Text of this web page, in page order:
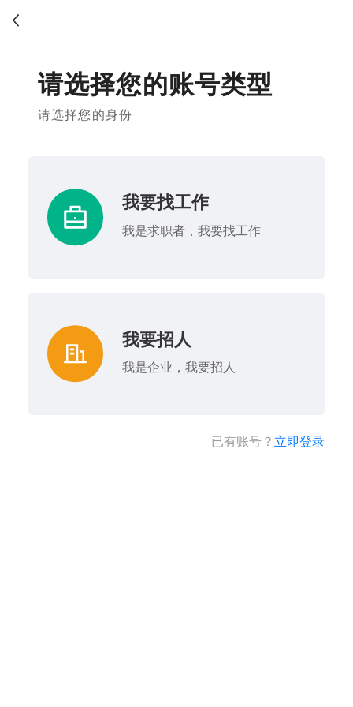
请选择您的账号类型
请选择您的身份
我要找工作
我是求职者，我要找工作
我要招人
我是企业，我要招人
已有账号？ 立即登录